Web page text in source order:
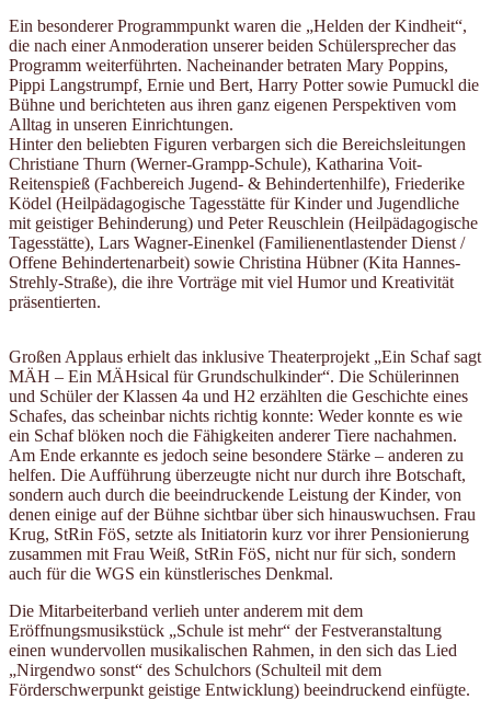
Ein besonderer Programmpunkt waren die „Helden der Kindheit“,
die nach einer Anmoderation unserer beiden Schülersprecher das
Programm weiterführten. Nacheinander betraten Mary Poppins,
Pippi Langstrumpf, Ernie und Bert, Harry Potter sowie Pumuckl die
Bühne und berichteten aus ihren ganz eigenen Perspektiven vom
Alltag in unseren Einrichtungen.
Hinter den beliebten Figuren verbargen sich die Bereichsleitungen
Christiane Thurn (Werner-Grampp-Schule), Katharina Voit-
Reitenspieß (Fachbereich Jugend- & Behindertenhilfe), Friederike
Ködel (Heilpädagogische Tagesstätte für Kinder und Jugendliche
mit geistiger Behinderung) und Peter Reuschlein (Heilpädagogische
Tagesstätte), Lars Wagner-Einenkel (Familienentlastender Dienst /
Offene Behindertenarbeit) sowie Christina Hübner (Kita Hannes-
Strehly-Straße), die ihre Vorträge mit viel Humor und Kreativität
präsentierten.
Großen Applaus erhielt das inklusive Theaterprojekt „Ein Schaf sagt
MÄH – Ein MÄHsical für Grundschulkinder“. Die Schülerinnen
und Schüler der Klassen 4a und H2 erzählten die Geschichte eines
Schafes, das scheinbar nichts richtig konnte: Weder konnte es wie
ein Schaf blöken noch die Fähigkeiten anderer Tiere nachahmen.
Am Ende erkannte es jedoch seine besondere Stärke – anderen zu
helfen. Die Aufführung überzeugte nicht nur durch ihre Botschaft,
sondern auch durch die beeindruckende Leistung der Kinder, von
denen einige auf der Bühne sichtbar über sich hinauswuchsen. Frau
Krug, StRin FöS, setzte als Initiatorin kurz vor ihrer Pensionierung
zusammen mit Frau Weiß, StRin FöS, nicht nur für sich, sondern
auch für die WGS ein künstlerisches Denkmal.
Die Mitarbeiterband verlieh unter anderem mit dem
Eröffnungsmusikstück „Schule ist mehr“ der Festveranstaltung
einen wundervollen musikalischen Rahmen, in den sich das Lied
„Nirgendwo sonst“ des Schulchors (Schulteil mit dem
Förderschwerpunkt geistige Entwicklung) beeindruckend einfügte.